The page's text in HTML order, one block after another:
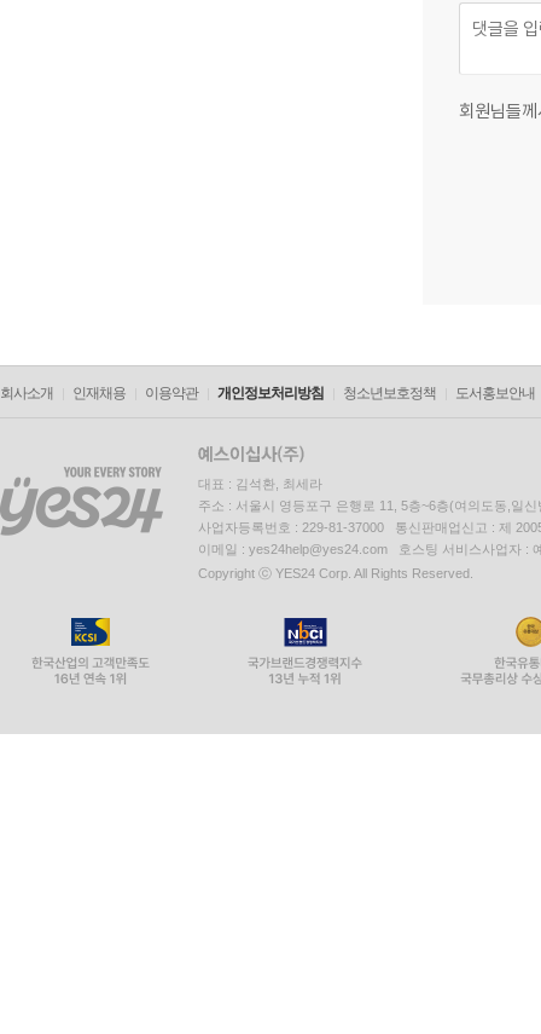
회원님들
회사소개 인재채용 이용약관 개인정보처리방침 청소년보호정책 도서홍보안내
대표 : 김석환, 최세라
주소 : 서울시 영등포구 은행로 11, 5층~6층(여의도동,일신
사업자등록번호 : 229-81-37000 통신판매업신고 : 제
이메일 : yes24help@yes24.com 호스팅 서비스사업자 :
Copyright ⓒ YES24 Corp. All Rights Reserved.